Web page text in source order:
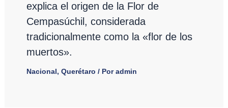
explica el origen de la Flor de
Cempasúchil, considerada
tradicionalmente como la «flor de los
muertos».
Nacional, Querétaro / Poradmin